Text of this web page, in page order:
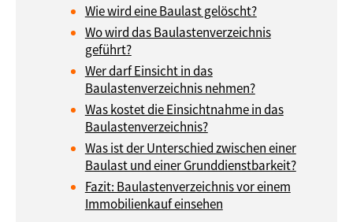
Wie wird eine Baulast gelöscht?
Wo wird das Baulastenverzeichnis
geführt?
Wer darf Einsicht in das
Baulastenverzeichnis nehmen?
Was kostet die Einsichtnahme in das
Baulastenverzeichnis?
Was ist der Unterschied zwischen einer
Baulast und einer Grunddienstbarkeit?
Fazit: Baulastenverzeichnis vor einem
Immobilienkauf einsehen